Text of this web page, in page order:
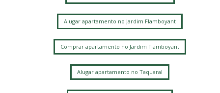
Alugar apartamento no Jardim Flamboyant
Comprar apartamento no Jardim Flamboyant
Alugar apartamento no Taquaral